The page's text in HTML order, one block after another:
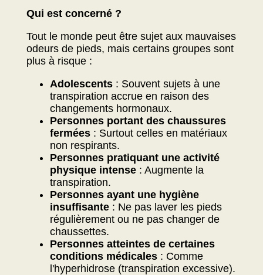
Qui est concerné ?
Tout le monde peut être sujet aux mauvaises
odeurs de pieds, mais certains groupes sont
plus à risque :
Adolescents: Souvent sujets à une
transpiration accrue en raison des
changements hormonaux.
Personnes portant des chaussures
fermées: Surtout celles en matériaux
non respirants.
Personnes pratiquant une activité
physique intense: Augmente la
transpiration.
Personnes ayant une hygiène
insuffisante: Ne pas laver les pieds
régulièrement ou ne pas changer de
chaussettes.
Personnes atteintes de certaines
conditions médicales: Comme
l'hyperhidrose (transpiration excessive).